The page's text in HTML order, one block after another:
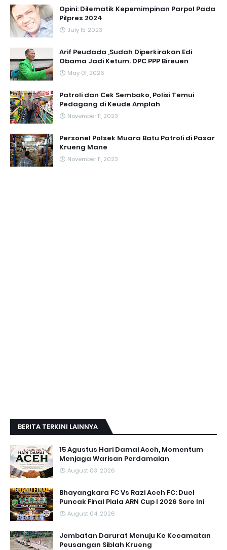
Opini: Dilematik Kepemimpinan Parpol Pada
Pilpres 2024
July 15, 2023
Arif Peudada ,Sudah Diperkirakan Edi
Obama Jadi Ketum. DPC PPP Bireuen
May 01, 2026
Patroli dan Cek Sembako, Polisi Temui
Pedagang di Keude Amplah
November 11, 2023
Personel Polsek Muara Batu Patroli di Pasar
Krueng Mane
November 11, 2023
BERITA TERKINI LAINNYA
15 Agustus Hari Damai Aceh, Momentum
Menjaga Warisan Perdamaian
August 03, 2026
Bhayangkara FC Vs Razi Aceh FC: Duel
Puncak Final Piala ARN Cup I 2026 Sore Ini
August 04, 2026
Jembatan Darurat Menuju Ke Kecamatan
Peusangan Siblah Krueng